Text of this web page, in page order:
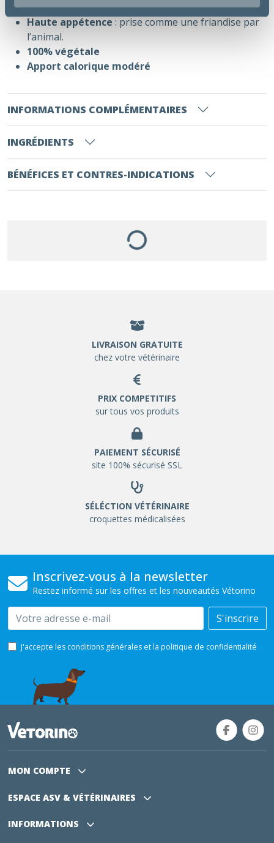
brossante
Haute appétence : prise comme une friandise par
l’animal.
100% végétale
Apport calorique modéré
INFORMATIONS COMPLÉMENTAIRES
INGRÉDIENTS
BÉNÉFICES ET CONTRES-INDICATIONS
LIVRAISON GRATUITE
chez votre vétérinaire
PRIX COMPETITIFS
sur tous vos produits
PAIEMENT SÉCURISÉ
site 100% sécurisé SSL
SÉLÉCTION VÉTÉRINAIRE
croquettes médicalisées
Inscrivez-vous à la newsletter
Restez informé sur les offres et les nouveautés Vétorino
Email S'inscrire
J'accepte les conditions générales et la politique de confidentialité
MON COMPTE
ESPACE ASV & VÉTÉRINAIRES
INFORMATIONS